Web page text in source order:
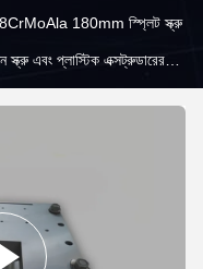
180mm স্প্লিট স্ক্রু
স্ক্রু এবং প্লাস্টিক এক্সট্রুডারের